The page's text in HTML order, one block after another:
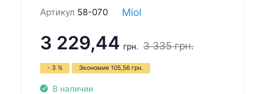
Артикул 58-070 Miol
3 229,44 грн. 3 335 грн.
- 3 % Экономия 105,56 грн.
В наличии